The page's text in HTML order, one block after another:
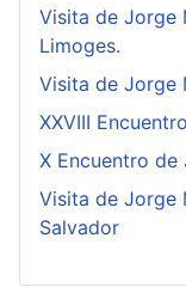
Visita de Jorge
Limoges.
Visita de Jorge
XXVIII
X Encuentro
Visita de Jorge
Salvador